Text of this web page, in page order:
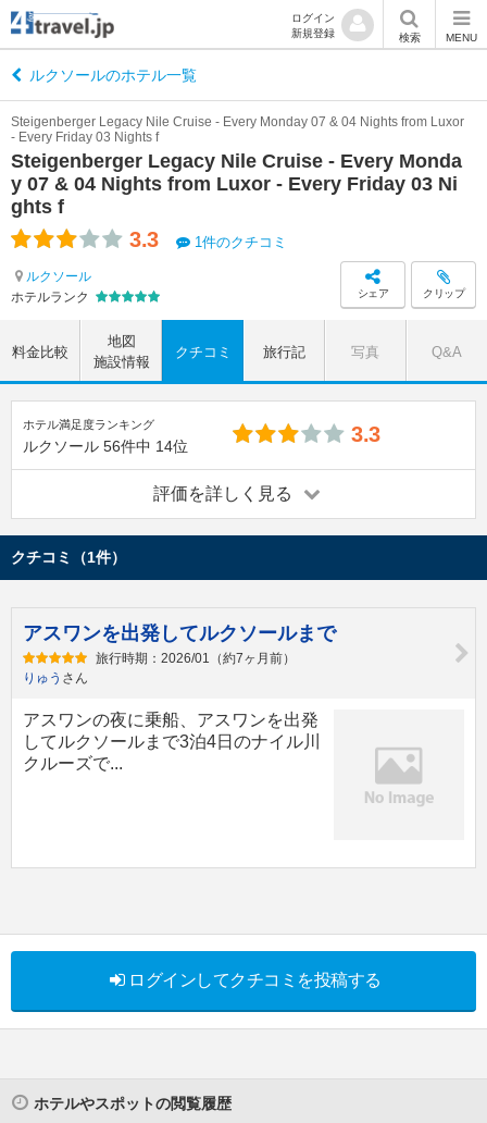
ログイン
新規登録
検索 MENU
ルクソールのホテル一覧
Steigenberger Legacy Nile Cruise - Every Monda
y 07 & 04 Nights from Luxor - Every Friday 03 Ni
ghts f
Steigenberger Legacy Nile Cruise - Every Monday 07 & 04 Nights from Luxor
- Every Friday 03 Nights f
3.3 1件のクチコミ
ルクソール
ホテルランク
シェア クリップ
料金比較
地図
施設情報
クチコミ 旅行記 写真 Q&A
ホテル満足度ランキング
ルクソール 56件中 14位 3.3
評価を詳しく見る
クチコミ（1件）
アスワンを出発してルクソールまで
旅行時期：2026/01（約7ヶ月前）
りゅう さん
アスワンの夜に乗船、アスワンを出発
してルクソールまで3泊4日のナイル川
クルーズで...
ログインしてクチコミを投稿する
ホテルやスポットの閲覧履歴